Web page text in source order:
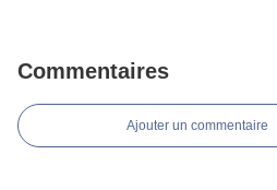
Commentaires
Ajouter un commentaire